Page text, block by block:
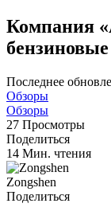
Компания
Последнее
Обзоры
Обзоры
27 Просмотры
Поделиться
14 Мин. чтения
Zongshen
Поделиться